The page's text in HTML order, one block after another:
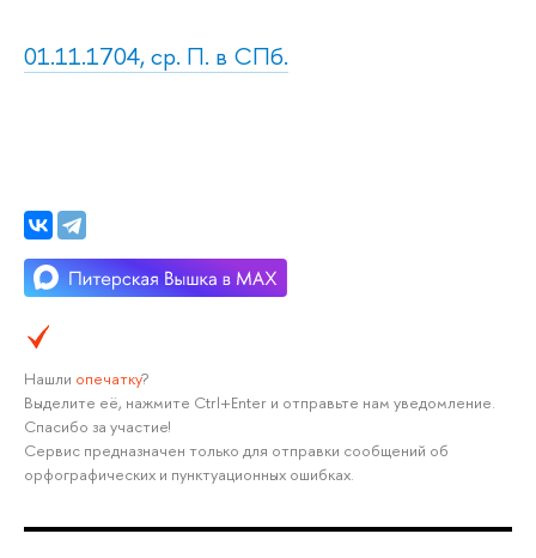
01.11.1704, ср. П. в СПб.
Нашли опечатку?
Выделите её, нажмите Ctrl+Enter и отправьте нам уведомление.
Спасибо за участие!
Сервис предназначен только для отправки сообщений об
орфографических и пунктуационных ошибках.